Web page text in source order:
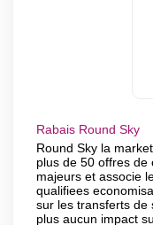
Rabais Round Sky
Round Sky la
plus de 50 offres de
majeurs et associe
qualifiees
sur les transferts de
plus aucun impact